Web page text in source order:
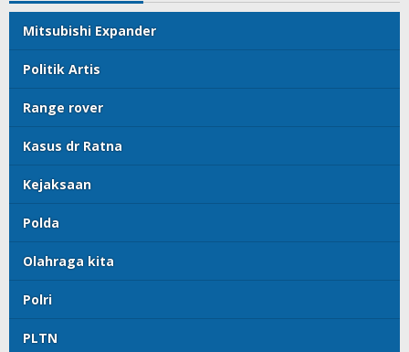
Mitsubishi Expander
Politik Artis
Range rover
Kasus dr Ratna
Kejaksaan
Polda
Olahraga kita
Polri
PLTN